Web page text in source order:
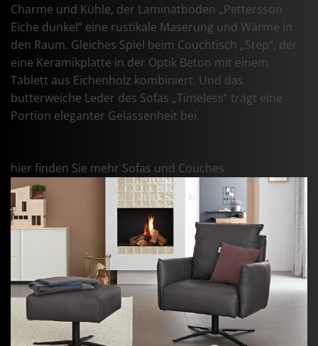
Charme und Kühle, der Laminatboden „Pettersson
Eiche dunkel“ eine rustikale Maserung und Wärme in
den Raum. Gleiches Spiel beim Couchtisch „Step“, der
eine Keramikplatte in der Optik Beton mit einem
Tablett aus Eichenholz kombiniert. Und das
butterweiche Leder des Sofas „Timeless“ trägt eine
Portion eleganter Gelassenheit bei.
hier finden Sie mehr Sofas und Couches